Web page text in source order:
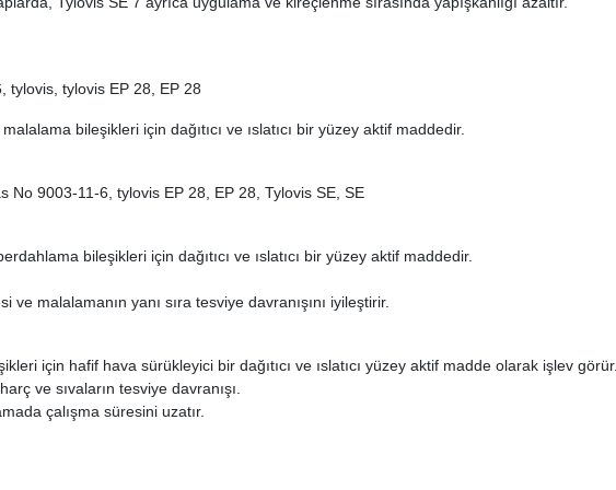
tylovis, tylovis EP 28, EP 28
bileşikleri için dağıtıcı ve ıslatıcı bir yüzey aktif maddedir.
No 9003-11-6, tylovis EP 28, EP 28, Tylovis SE, SE
bileşikleri için dağıtıcı ve ıslatıcı bir yüzey aktif maddedir.
malalamanın yanı sıra tesviye davranışını iyileştirir.
için hafif hava sürükleyici bir dağıtıcı ve ıslatıcı yüzey aktif madde olarak işlev görür.
ve sıvaların tesviye davranışı.
çalışma süresini uzatır.